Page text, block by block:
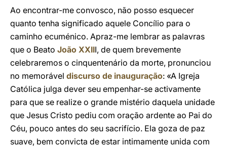
Ao encontrar-me convosco, não posso esquecer
quanto tenha significado aquele Concílio para o
caminho ecuménico. Apraz-me lembrar as palavras
que o Beato João XXIII, de quem brevemente
celebraremos o cinquentenário da morte, pronunciou
no memorável discurso de inauguração: «A Igreja
Católica julga dever seu empenhar-se activamente
para que se realize o grande mistério daquela unidade
que Jesus Cristo pediu com oração ardente ao Pai do
Céu, pouco antes do seu sacrifício. Ela goza de paz
suave, bem convicta de estar intimamente unida com